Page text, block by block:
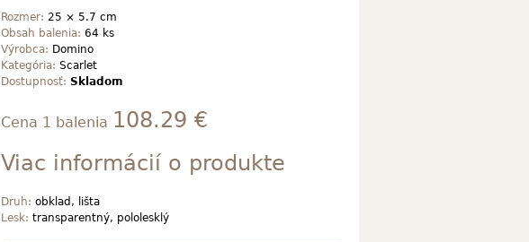
Rozmer: 25 × 5.7 cm
Obsah balenia: 64 ks
Výrobca: Domino
Kategória: Scarlet
Dostupnosť: Skladom
Cena 1 balenia 108.29 €
Viac informácií o produkte
Druh: obklad, lišta
Lesk: transparentný, pololesklý